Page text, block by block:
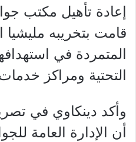
إعادة تأهيل مكتب
قامت بتخريبه مليشيا
المتمردة في
التحتية ومراكز
وأكد دينكاوي في
أن الإدارة العامة